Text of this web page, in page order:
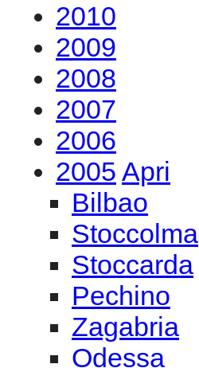
2010
2009
2008
2007
2006
2005 Apri
Bilbao
Stoccolma
Stoccarda
Pechino
Zagabria
Odessa